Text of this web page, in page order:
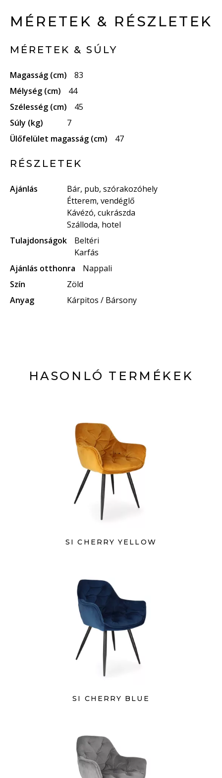
MÉRETEK & RÉSZLETEK
MÉRETEK & SÚLY
Magasság (cm)
83
Mélység (cm)
44
Szélesség (cm)
45
Súly (kg)
7
Ülőfelület magasság (cm)
47
RÉSZLETEK
Ajánlás
Bár, pub, szórakozóhely
Étterem, vendéglő
Kávézó, cukrászda
Szálloda, hotel
Tulajdonságok
Beltéri
Karfás
Ajánlás otthonra
Nappali
Szín
Zöld
Anyag
Kárpitos / Bársony
HASONLÓ TERMÉKEK
SI CHERRY YELLOW
SI CHERRY BLUE